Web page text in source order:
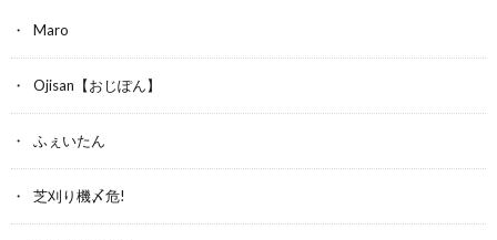
Maro
Ojisan【おじぽん】
ふぇいたん
芝刈り機〆危!